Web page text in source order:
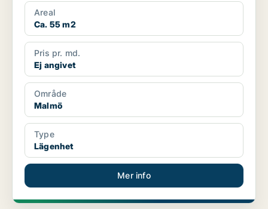
Areal
Ca. 55 m2
Pris pr. md.
Ej angivet
Område
Malmö
Type
Lägenhet
Mer info